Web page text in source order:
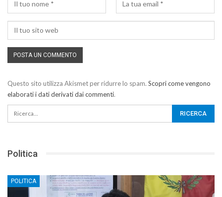
Questo sito utilizza Akismet per ridurre lo spam. Scopri come vengono
elaborati i dati derivati dai commenti.
Politica
POLITICA